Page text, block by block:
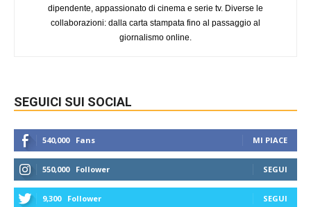
dipendente, appassionato di cinema e serie tv. Diverse le
collaborazioni: dalla carta stampata fino al passaggio al
giornalismo online.
SEGUICI SUI SOCIAL
540,000 Fans MI PIACE
550,000 Follower SEGUI
9,300 Follower SEGUI